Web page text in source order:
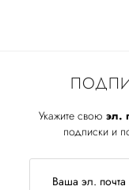
Укажите свою эл.
подписки и